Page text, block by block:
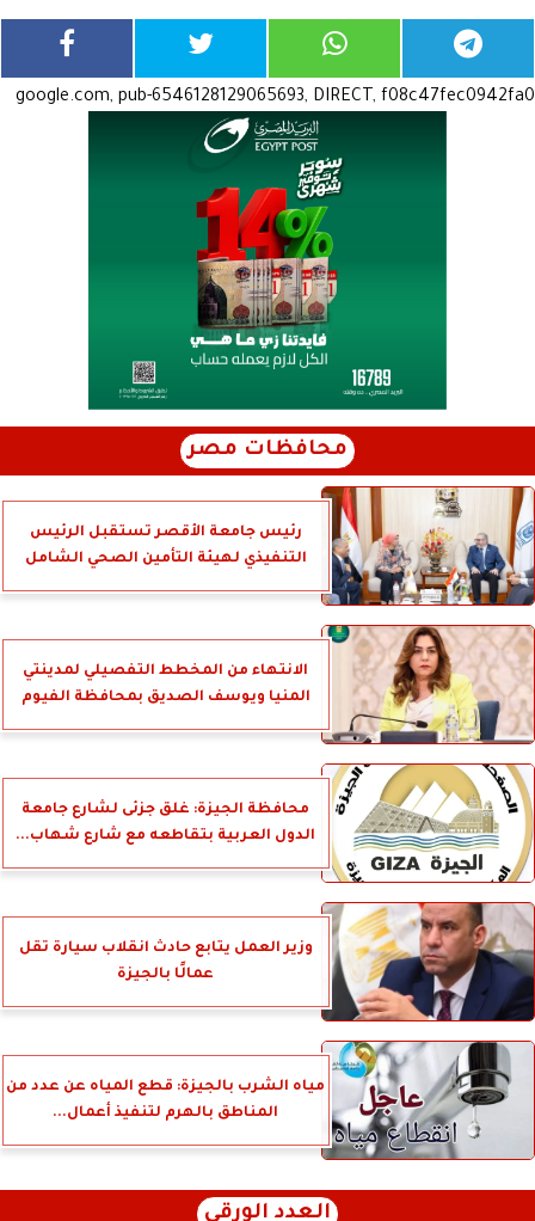
google.com, pub-6546128129065693, DIRECT, f08c47fec0942fa0
محافظات مصر
رئيس جامعة الأقصر تستقبل الرئيس
التنفيذي لهيئة التأمين الصحي الشامل
الانتهاء من المخطط التفصيلي لمدينتي
المنيا ويوسف الصديق بمحافظة الفيوم
محافظة الجيزة: غلق جزئى لشارع جامعة
الدول العربية بتقاطعه مع شارع شهاب...
وزير العمل يتابع حادث انقلاب سيارة تقل
عمالًا بالجيزة
مياه الشرب بالجيزة: قطع المياه عن عدد من
المناطق بالهرم لتنفيذ أعمال...
العدد الورقي